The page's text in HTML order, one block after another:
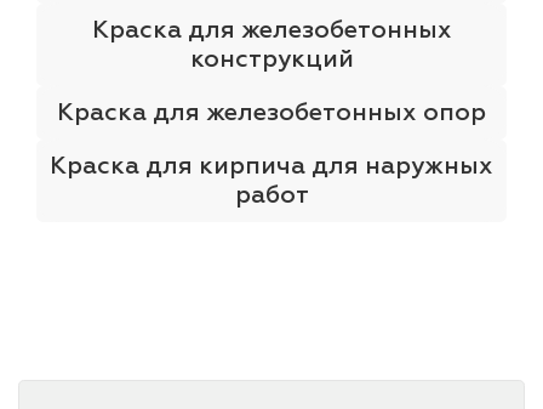
Краска для железобетонных
конструкций
Краска для железобетонных опор
Краска для кирпича для наружных
работ